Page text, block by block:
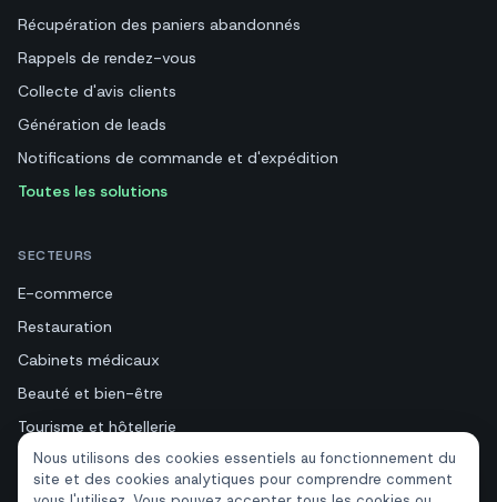
Nous utilisons des cookies essentiels au fonctionnement du
site et des cookies analytiques pour comprendre comment
Récupération des paniers abandonnés
Rappels de rendez-vous
Collecte d'avis clients
Génération de leads
Notifications de commande et d'expédition
Toutes les solutions
SECTEURS
E-commerce
Restauration
Cabinets médicaux
Beauté et bien-être
Tourisme et hôtellerie
Immobilier